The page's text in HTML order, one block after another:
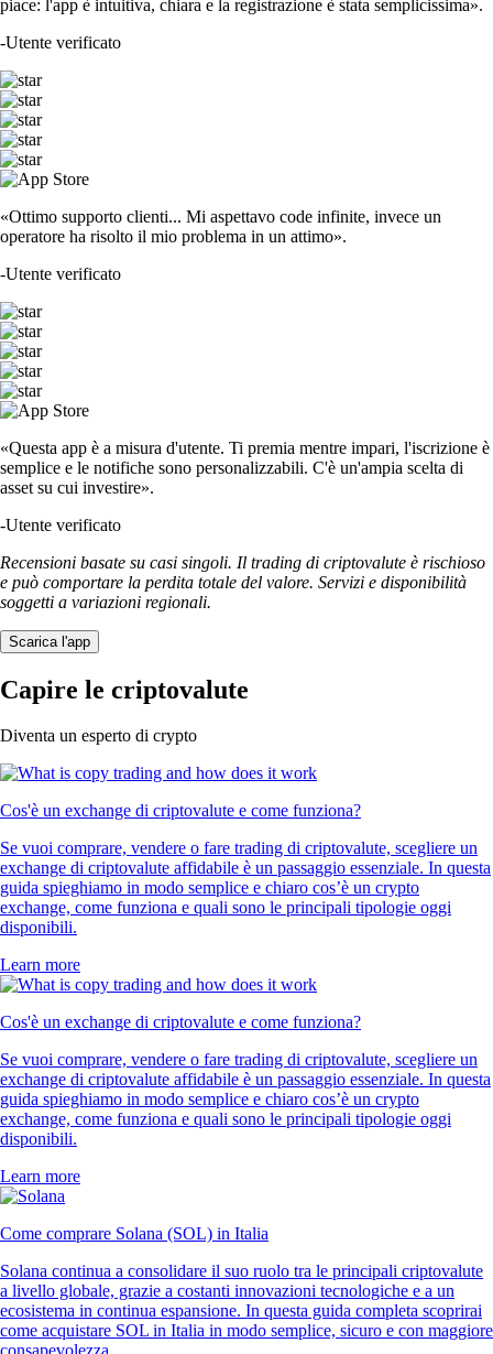
piace: l'app è intuitiva, chiara e la registrazione è stata semplicissima».
-Utente verificato
«Ottimo supporto clienti... Mi aspettavo code infinite, invece un
operatore ha risolto il mio problema in un attimo».
-Utente verificato
«Questa app è a misura d'utente. Ti premia mentre impari, l'iscrizione è
semplice e le notifiche sono personalizzabili. C'è un'ampia scelta di
asset su cui investire».
-Utente verificato
Recensioni basate su casi singoli. Il trading di criptovalute è rischioso
e può comportare la perdita totale del valore. Servizi e disponibilità
soggetti a variazioni regionali.
Scarica l'app
Capire le criptovalute
Diventa un esperto di crypto
Cos'è un exchange di criptovalute e come funziona?
Se vuoi comprare, vendere o fare trading di criptovalute, scegliere un
exchange di criptovalute affidabile è un passaggio essenziale. In questa
guida spieghiamo in modo semplice e chiaro cos’è un crypto
exchange, come funziona e quali sono le principali tipologie oggi
disponibili.
Learn more
Cos'è un exchange di criptovalute e come funziona?
Se vuoi comprare, vendere o fare trading di criptovalute, scegliere un
exchange di criptovalute affidabile è un passaggio essenziale. In questa
guida spieghiamo in modo semplice e chiaro cos’è un crypto
exchange, come funziona e quali sono le principali tipologie oggi
disponibili.
Learn more
Come comprare Solana (SOL) in Italia
Solana continua a consolidare il suo ruolo tra le principali criptovalute
a livello globale, grazie a costanti innovazioni tecnologiche e a un
ecosistema in continua espansione. In questa guida completa scoprirai
come acquistare SOL in Italia in modo semplice, sicuro e con maggiore